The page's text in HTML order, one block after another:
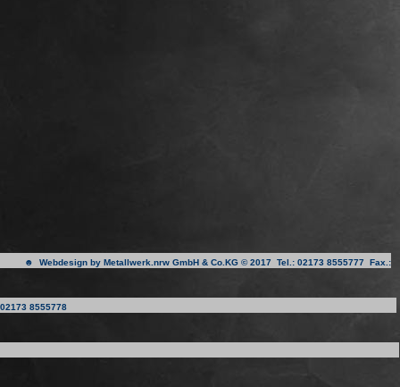
☻ Webdesign by Metallwerk.nrw GmbH & Co.KG © 2017 Tel.: 02173 8555777 Fax.:
02173 8555778